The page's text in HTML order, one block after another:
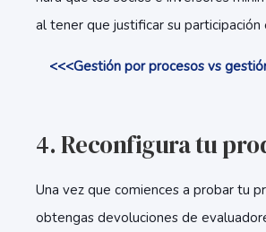
al tener que justificar su participación
<<<Gestión por procesos vs
4. Reconfigura tu
Una vez que comiences a probar tu
obtengas devoluciones de